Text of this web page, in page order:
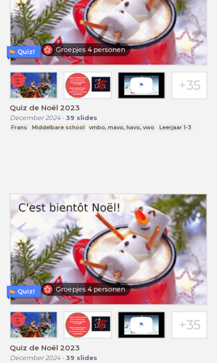
Quiz de Noël 2023
December 2024- 39 slides
Frans Middelbare school vmbo, mavo, havo, vwo Leerjaar 1-3
Quiz!
Quiz de Noël 2023
December 2024- 39 slides
Quiz!